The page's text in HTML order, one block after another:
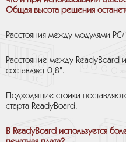
Общая высота решения
Расстояния между модулями
Расстояние между
составляет 0,8".
Подходящие стойки
старта ReadyBoard.
В ReadyBoard используется